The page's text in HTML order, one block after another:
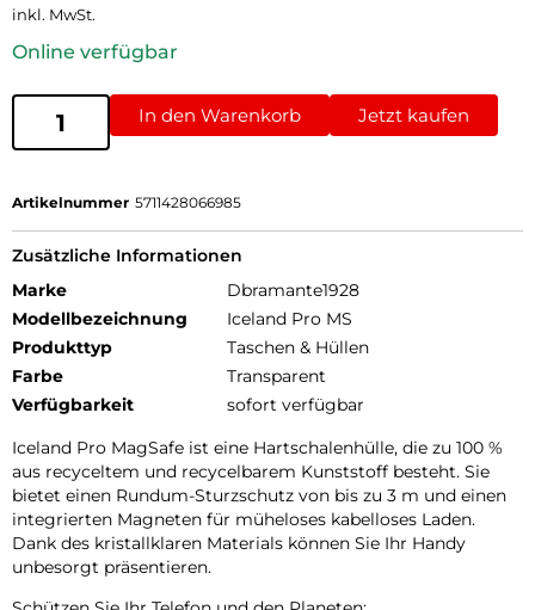
inkl. MwSt.
Online verfügbar
In den Warenkorb Jetzt kaufen
Artikelnummer 5711428066985
Zusätzliche Informationen
Marke
Dbramante1928
Modellbezeichnung
Iceland Pro MS
Produkttyp
Taschen & Hüllen
Farbe
Transparent
Verfügbarkeit
sofort verfügbar
Iceland Pro MagSafe ist eine Hartschalenhülle, die zu 100 %
aus recyceltem und recycelbarem Kunststoff besteht. Sie
bietet einen Rundum-Sturzschutz von bis zu 3 m und einen
integrierten Magneten für müheloses kabelloses Laden.
Dank des kristallklaren Materials können Sie Ihr Handy
unbesorgt präsentieren.